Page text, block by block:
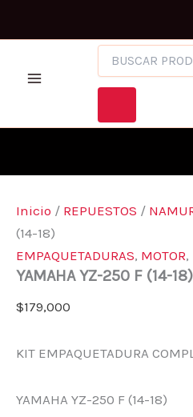
BÚSQUEDA
PRODUCTOS
Inicio / REPUESTOS /
(14-18)
EMPAQUETADURAS, MOTOR,
YAMAHA YZ-250 F (14-18)
$179,000
KIT EMPAQUETADURA
YAMAHA YZ-250 F (14-18)
250
(14-